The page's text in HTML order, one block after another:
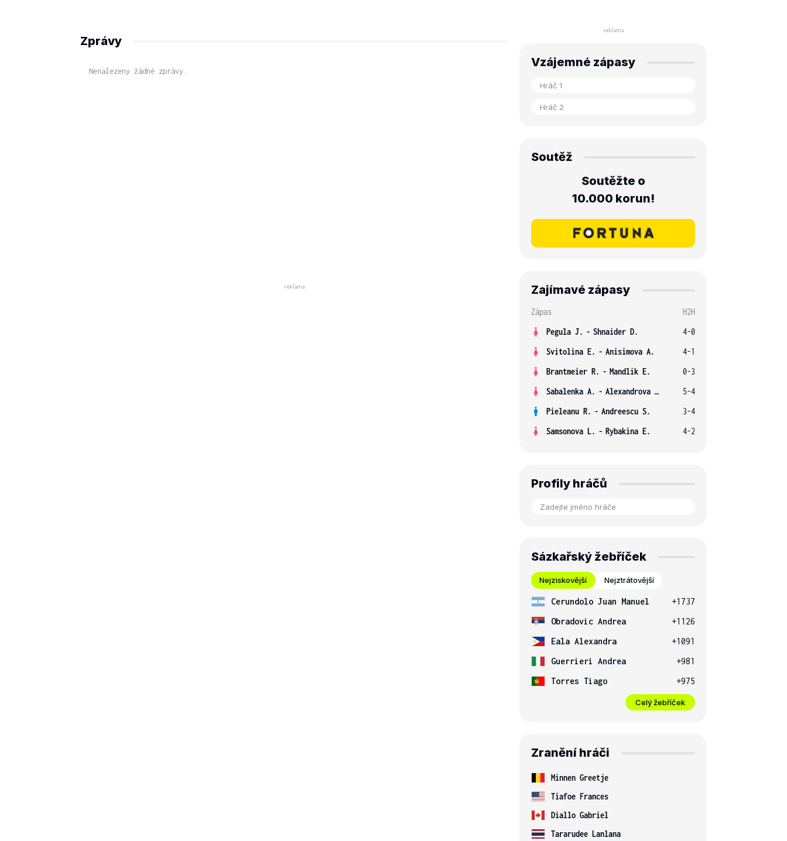
Zprávy
Nenalezeny žádné zprávy.
Vzájemné zápasy
Soutěž
Soutěžte o
10.000 korun!
Zajímavé zápasy
Zápas
H2H
Pegula J. - Shnaider D.
4-0
Svitolina E. - Anisimova A.
4-1
Brantmeier R. - Mandlik E.
0-3
Sabalenka A. - Alexandrova E.
5-4
Pieleanu R. - Andreescu S.
3-4
Samsonova L. - Rybakina E. 4-2
Profily hráčů
Sázkařský žebříček
Nejziskovější Nejztrátovější
Cerundolo Juan Manuel
+1737
Obradovic Andrea
+1126
Eala Alexandra
+1091
Guerrieri Andrea
+981
Torres Tiago
+975
Celý žebříček
Zranění hráči
Minnen Greetje
Tiafoe Frances
Diallo Gabriel
Tararudee Lanlana